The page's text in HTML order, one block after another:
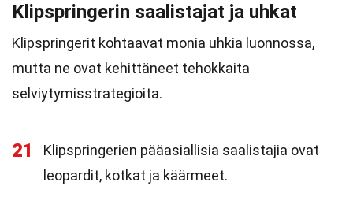
Klipspringerin saalistajat ja uhkat
Klipspringerit kohtaavat monia uhkia luonnossa,
mutta ne ovat kehittäneet tehokkaita
selviytymisstrategioita.
21
Klipspringerien pääasiallisia saalistajia ovat
leopardit, kotkat ja käärmeet.